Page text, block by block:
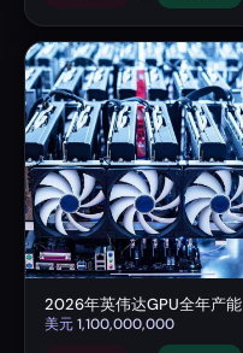
2026年英伟达GPU全年产能
美元1,100,000,000